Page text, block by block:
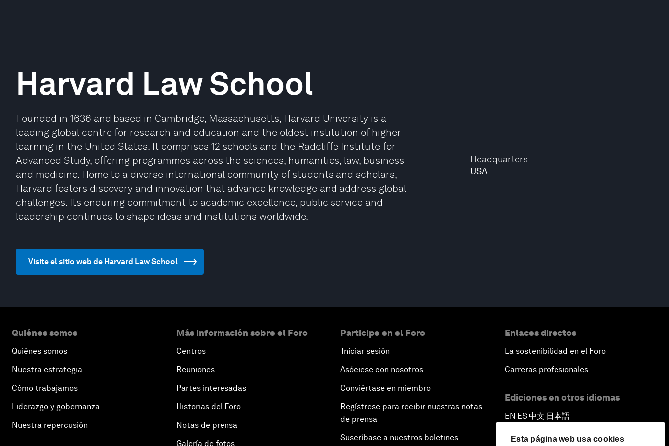
Esta página web usa cookies
Headquarters
USA
Harvard Law School
Founded in 1636 and based in Cambridge, Massachusetts, Harvard University is a
leading global centre for research and education and the oldest institution of higher
learning in the United States. It comprises 12 schools and the Radcliffe Institute for
Advanced Study, offering programmes across the sciences, humanities, law, business
and medicine. Home to a diverse international community of students and scholars,
Harvard fosters discovery and innovation that advance knowledge and address global
challenges. Its enduring commitment to academic excellence, public service and
leadership continues to shape ideas and institutions worldwide.
Visite el sitio web de Harvard Law School
Quiénes somos
Quiénes somos
Nuestra estrategia
Cómo trabajamos
Liderazgo y gobernanza
Nuestra repercusión
Más información sobre el Foro
Centros
Reuniones
Partes interesadas
Historias del Foro
Notas de prensa
Galería de fotos
Participe en el Foro
Iniciar sesión
Asóciese con nosotros
Conviértase en miembro
Regístrese para recibir nuestras notas
de prensa
Suscríbase a nuestros boletines
Enlaces directos
La sostenibilidad en el Foro
Carreras profesionales
Ediciones en otros idiomas
EN ▪ES▪中文▪ 日本語